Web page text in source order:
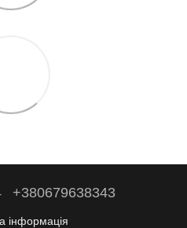
+380679638343
інформація